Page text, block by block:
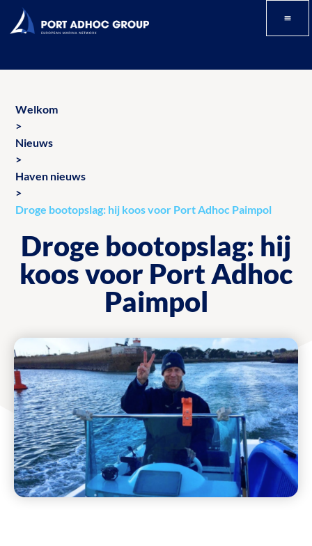
Welkom
>
Nieuws
>
Haven nieuws
>
Droge bootopslag: hij koos voor Port Adhoc Paimpol
Droge bootopslag: hij
koos voor Port Adhoc
Paimpol